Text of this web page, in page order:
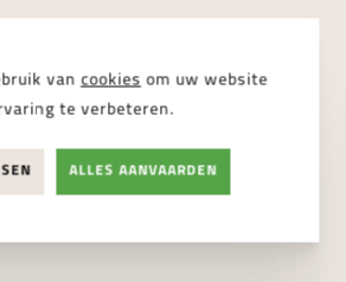
van cookies om uw website
te verbeteren.
ALLES AANVAARDEN